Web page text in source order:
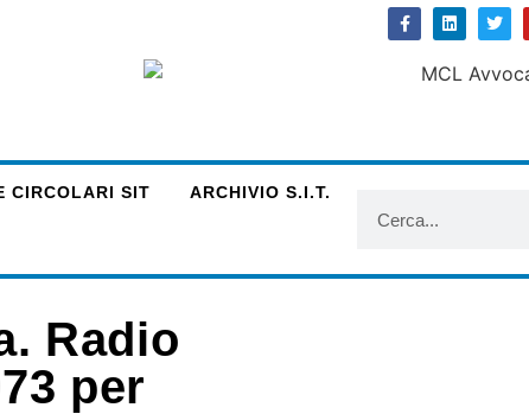
CIRCOLARI SIT ARCHIVIO S.I.T.
Radio
per